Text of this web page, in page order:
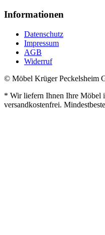
Informationen
Datenschutz
Impressum
AGB
Widerruf
© Möbel Krüger Peckelsheim
* Wir liefern Ihnen Ihre Möbel
versandkostenfrei.